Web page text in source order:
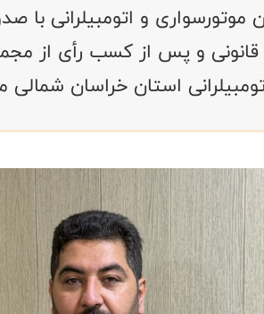
و اتومبیلرانی با
و پس از کسب رأی از
استان خراسان